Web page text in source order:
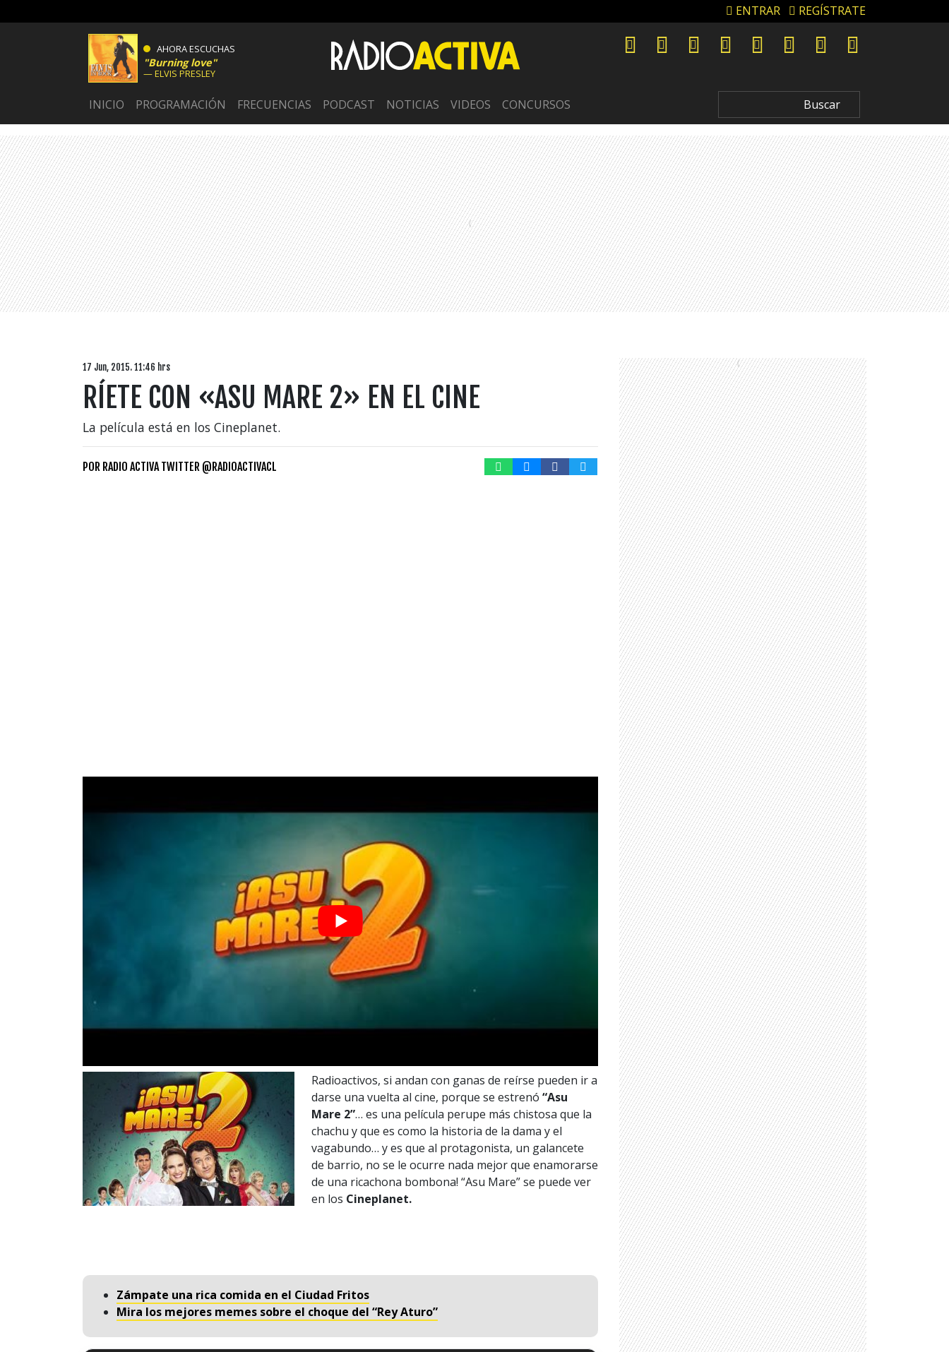
ENTRAR REGÍSTRATE
AHORA ESCUCHAS
Burning love
ELVIS PRESLEY
INICIO PROGRAMACIÓN FRECUENCIAS PODCAST NOTICIAS VIDEOS CONCURSOS
17 Jun, 2015. 11:46 hrs
RÍETE CON «ASU MARE 2» EN EL CINE
La película está en los Cineplanet.
POR RADIO ACTIVA TWITTER @RADIOACTIVACL
Radioactivos, si andan con ganas de reírse pueden ir a
darse una vuelta al cine, porque se estrenó “Asu
Mare 2”… es una película perupe más chistosa que la
chachu y que es como la historia de la dama y el
vagabundo… y es que al protagonista, un galancete
de barrio, no se le ocurre nada mejor que enamorarse
de una ricachona bombona! “Asu Mare” se puede ver
en los Cineplanet.
Zámpate una rica comida en el Ciudad Fritos
Mira los mejores memes sobre el choque del “Rey Aturo”